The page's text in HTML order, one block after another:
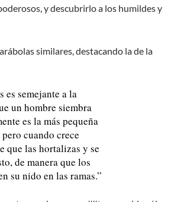
y descubrirlo a los humildes y
similares, destacando la de la
es semejante a la
un hombre siembra
es la más pequeña
cuando crece
que las hortalizas y se
de manera que los
su nido en las ramas.”